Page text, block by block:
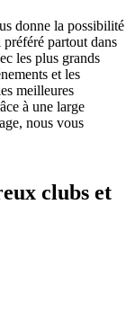
donne la possibilité
partout dans
les plus grands
et les
meilleures
à une large
nous vous
clubs et